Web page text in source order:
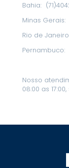
Bahia:
Minas Gerais:
Rio de
Pernambuco:
Nosso
08:00 as